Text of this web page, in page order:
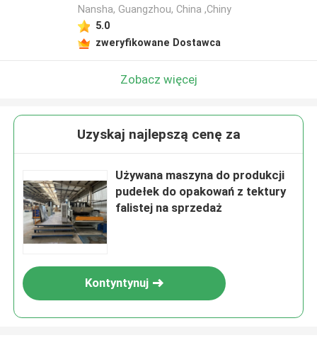
Nansha, Guangzhou, China ,Chiny
5.0
zweryfikowane Dostawca
Zobacz więcej
Uzyskaj najlepszą cenę za
Używana maszyna do produkcji
pudełek do opakowań z tektury
falistej na sprzedaż
Kontyntynuj